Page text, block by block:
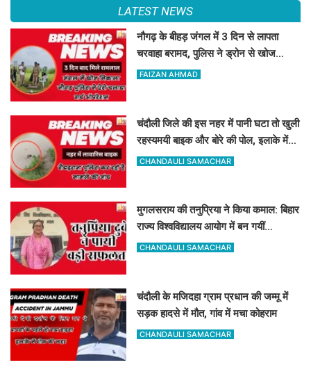
LATEST NEWS
नौगढ़ के बीहड़ जंगल में 3 दिन से लापता
चरवाहा बरामद, पुलिस ने ड्रोन से खोज
निकाला
FAIZAN AHMAD
चंदौली जिले की इस नहर में पानी घटा तो खुली
रहस्यमयी बाइक और बोरे की पोल, इलाके में
मचा हड़कंप
CHANDAULI SAMACHAR
मुगलसराय की तनुप्रिया ने किया कमाल: बिहार
राज्य विश्वविद्यालय आयोग में बन गयीं
असिस्टेंट प्रोफेसर
CHANDAULI SAMACHAR
चंदौली के मजिदहा ग्राम प्रधान की जम्मू में
सड़क हादसे में मौत, गांव में मचा कोहराम
CHANDAULI SAMACHAR